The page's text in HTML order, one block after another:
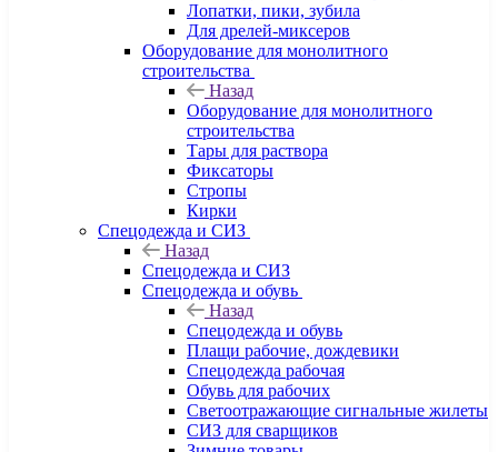
Лопатки, пики, зубила
Для дрелей-миксеров
Оборудование для монолитного
строительства
Назад
Оборудование для монолитного
строительства
Тары для раствора
Фиксаторы
Стропы
Кирки
Спецодежда и СИЗ
Назад
Спецодежда и СИЗ
Спецодежда и обувь
Назад
Спецодежда и обувь
Плащи рабочие, дождевики
Спецодежда рабочая
Обувь для рабочих
Светоотражающие сигнальные жилеты
СИЗ для сварщиков